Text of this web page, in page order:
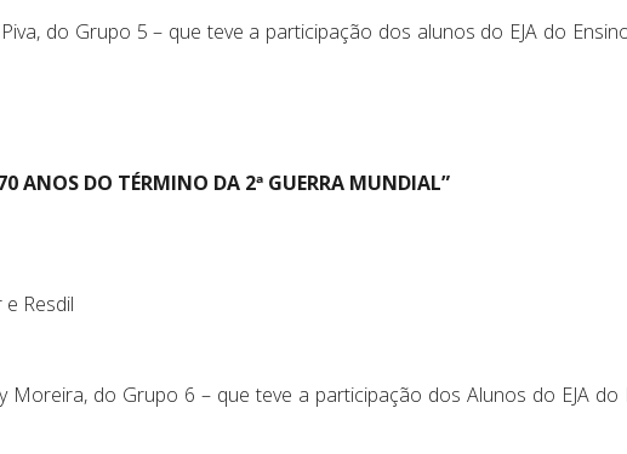
do Grupo 5 – que teve a participação dos alunos do EJA do
ANOS DO TÉRMINO DA 2ª GUERRA MUNDIAL”
Resdil
Moreira, do Grupo 6 – que teve a participação dos Alunos do EJA